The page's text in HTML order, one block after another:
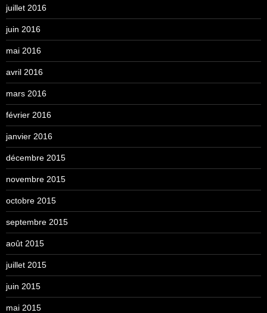
juillet 2016
juin 2016
mai 2016
avril 2016
mars 2016
février 2016
janvier 2016
décembre 2015
novembre 2015
octobre 2015
septembre 2015
août 2015
juillet 2015
juin 2015
mai 2015